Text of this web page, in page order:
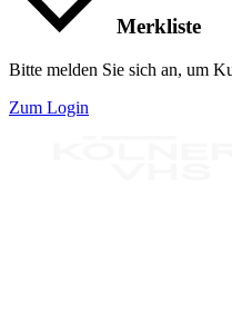
Merkliste
Bitte melden Sie sich an, um
Zum Login